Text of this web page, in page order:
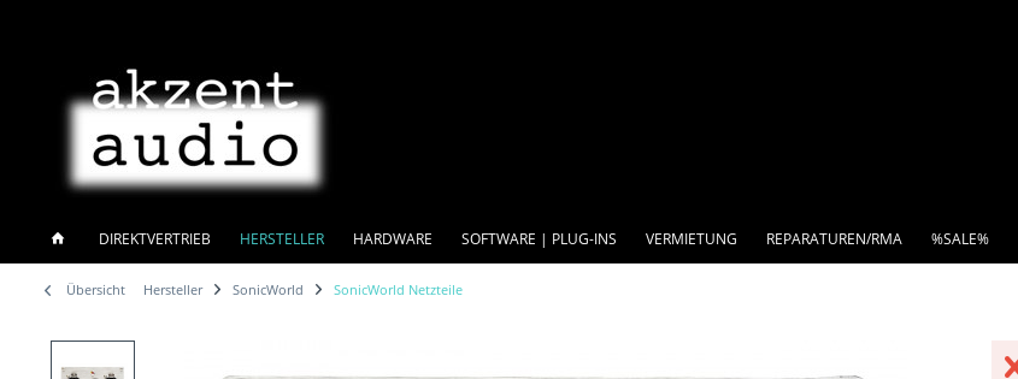
DIREKTVERTRIEB HERSTELLER HARDWARE SOFTWARE | PLUG-INS VERMIETUNG REPARATUREN/RMA %SALE%
Übersicht Hersteller SonicWorld SonicWorld Netzteile